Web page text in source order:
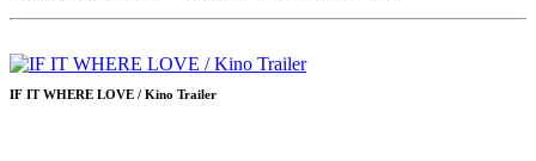
IF IT WHERE LOVE / Kino Trailer